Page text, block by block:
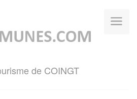
de COINGT